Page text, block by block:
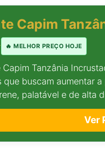
Capim
🔥 MELHOR PREÇO HOJE
Capim Tanzânia
que buscam aumentar
palatável e de alta
Ver